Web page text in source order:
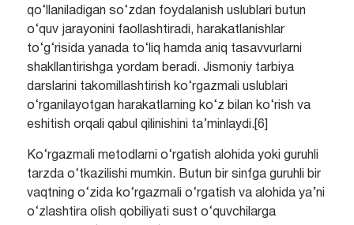
qo‘llaniladigan so‘zdan foydalanish uslublari butun
o‘quv jarayonini faollashtiradi, harakatlanishlar
to‘g‘risida yanada to‘liq hamda aniq tasavvurlarni
shakllantirishga yordam beradi. Jismoniy tarbiya
darslarini takomillashtirish ko‘rgazmali uslublari
o‘rganilayotgan harakatlarning ko‘z bilan ko‘rish va
eshitish orqali qabul qilinishini ta’minlaydi.[6]
Ko‘rgazmali metodlarni o‘rgatish alohida yoki guruhli
tarzda o‘tkazilishi mumkin. Butun bir sinfga guruhli bir
vaqtning o‘zida ko‘rgazmali o‘rgatish va alohida ya’ni
o‘zlashtira olish qobiliyati sust o‘quvchilarga